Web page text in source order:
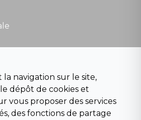
navigation sur le site,
dépôt de cookies et
vous proposer des services
des fonctions de partage